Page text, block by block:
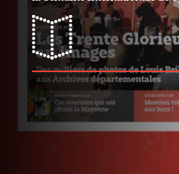
mayMAG n°31